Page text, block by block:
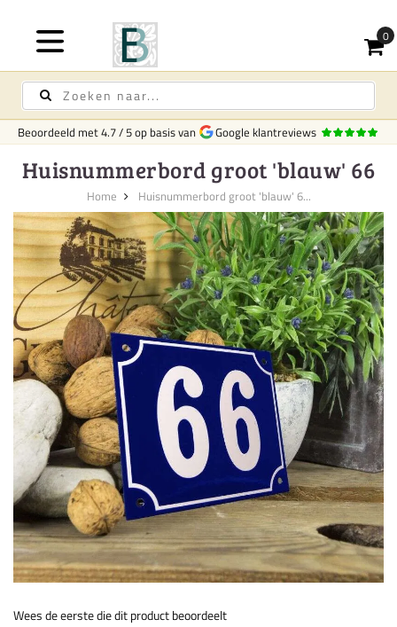
Beoordeeld met4.7/5op basis van Google klantreviews
Huisnummerbord groot 'blauw' 66
Home Huisnummerbord groot 'blauw' 6...
Wees de eerste die dit product beoordeelt